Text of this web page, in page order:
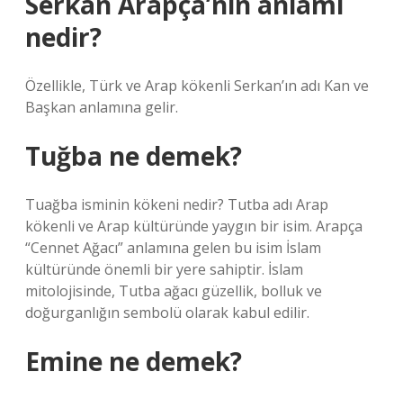
nedir?
Özellikle, Türk ve Arap kökenli Serkan’ın adı Kan ve
Başkan anlamına gelir.
Tuğba ne demek?
Tuağba isminin kökeni nedir? Tutba adı Arap
kökenli ve Arap kültüründe yaygın bir isim. Arapça
“Cennet Ağacı” anlamına gelen bu isim İslam
kültüründe önemli bir yere sahiptir. İslam
mitolojisinde, Tutba ağacı güzellik, bolluk ve
doğurganlığın sembolü olarak kabul edilir.
Emine ne demek?